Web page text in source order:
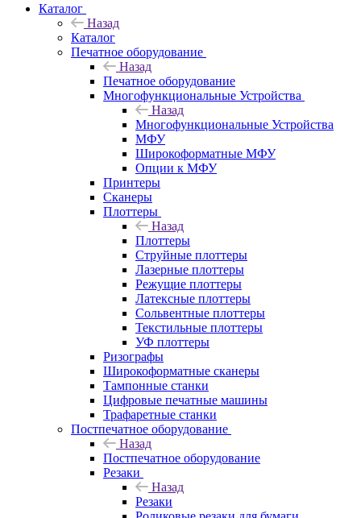
Каталог
Назад
Каталог
Печатное оборудование
Назад
Печатное оборудование
Многофункциональные Устройства
Назад
Многофункциональные Устройства
МФУ
Широкоформатные МФУ
Опции к МФУ
Принтеры
Сканеры
Плоттеры
Назад
Плоттеры
Струйные плоттеры
Лазерные плоттеры
Режущие плоттеры
Латексные плоттеры
Сольвентные плоттеры
Текстильные плоттеры
УФ плоттеры
Ризографы
Широкоформатные сканеры
Тампонные станки
Цифровые печатные машины
Трафаретные станки
Постпечатное оборудование
Назад
Постпечатное оборудование
Резаки
Назад
Резаки